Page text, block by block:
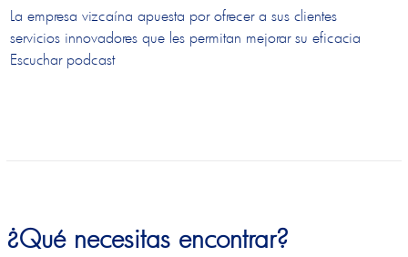
La empresa vizcaína apuesta por ofrecer a sus clientes
servicios innovadores que les permitan mejorar su eficacia
Escuchar podcast
¿Qué necesitas encontrar?